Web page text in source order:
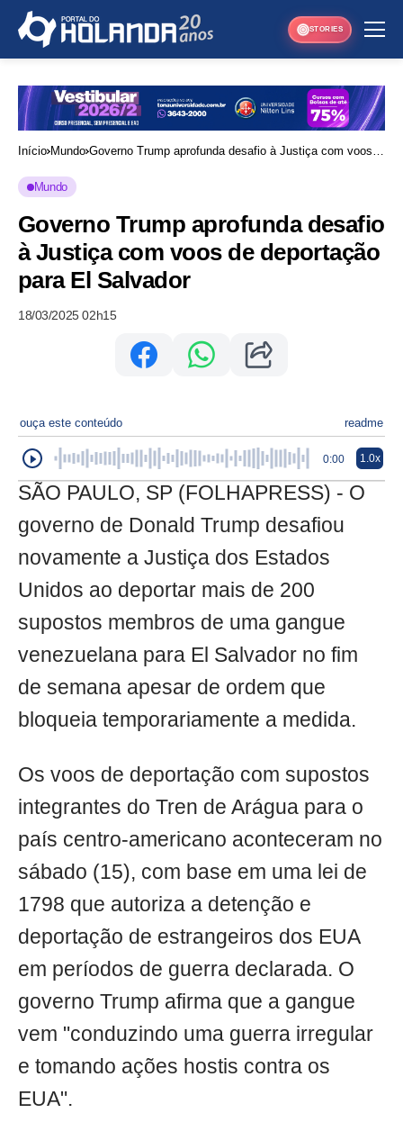
STORIES
Início Mundo Governo Trump aprofunda desafio à Justiça com voos
Mundo
Governo Trump aprofunda desafio
à Justiça com voos de deportação
para El Salvador
18/03/2025 02h15
ouça este conteúdo readme
0:00 1.0x
SÃO PAULO, SP (FOLHAPRESS) - O
governo de Donald Trump desafiou
novamente a Justiça dos Estados
Unidos ao deportar mais de 200
supostos membros de uma gangue
venezuelana para El Salvador no fim
de semana apesar de ordem que
bloqueia temporariamente a medida.
Os voos de deportação com supostos
integrantes do Tren de Arágua para o
país centro-americano aconteceram no
sábado (15), com base em uma lei de
1798 que autoriza a detenção e
deportação de estrangeiros dos EUA
em períodos de guerra declarada. O
governo Trump afirma que a gangue
vem "conduzindo uma guerra irregular
e tomando ações hostis contra os
EUA".